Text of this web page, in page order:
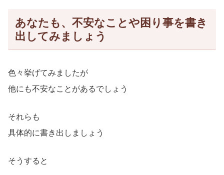
あなたも、不安なことや困り事を書き
出してみましょう
色々挙げてみましたが
他にも不安なことがあるでしょう
それらも
具体的に書き出しましょう
そうすると